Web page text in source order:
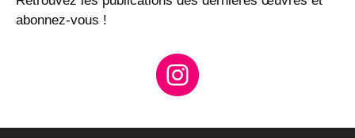
abonnez-vous !
instagram